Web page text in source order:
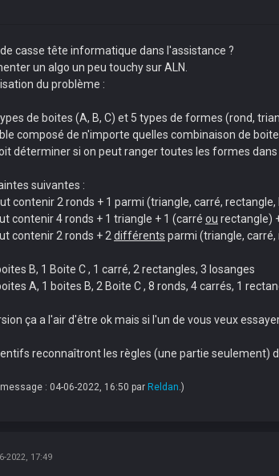
casse tête informatique dans l'assistance ?
un algo un peu touchy sur ALN.
du problème :
de boites (A, B, C) et 5 types de formes (rond,
composé de n'importe quelles combinaison de
déterminer si on peut ranger toutes les formes dans
suivantes :
contenir 2 ronds + 1 parmi (triangle, carré, rectangle,
contenir 4 ronds + 1 triangle + 1 (carré ou rectangle)
contenir 2 ronds + 2 différents parmi (triangle,
B, 1 Boite C , 1 carré, 2 rectangles, 3 losanges
A, 1 boites B, 2 Boite C , 8 ronds, 4 carrés, 1
ça a l'air d'être ok mais si l'un de vous veux
reconnaîtront les règles (une partie seulement)
: 04-06-2022, 16:50 par Reldan.)
2022, 17:49